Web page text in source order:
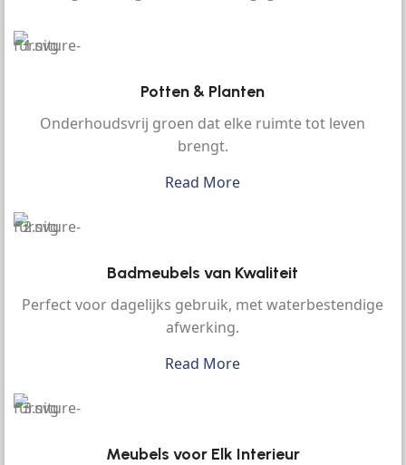
Potten & Planten
Onderhoudsvrij groen dat elke ruimte tot leven
brengt.
Read More
Badmeubels van Kwaliteit
Perfect voor dagelijks gebruik, met waterbestendige
afwerking.
Read More
Meubels voor Elk Interieur